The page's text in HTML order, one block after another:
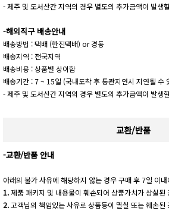
- 제주 및 도서산간 지역의 경우 별도의 추가금액이 발생
-해외직구 배송안내
배송방법 : 택배 (한진택배) or 경동
배송지역 : 전국지역
배송비용 : 상품별 상이함
배송기간 : 7 ~ 15일 (국내도착 후 통관지연시 지연될 수
- 제주 및 도서산간 지역의 경우 별도의 추가금액이 발생
교환/반품
-교환/반품 안내
아래의 불가 사유에 해당하지 않는 경우 구매 후 7일 이
1.제품 패키지 및 내용물이 훼손되어 상품가치가 상실된
2.고객님의 책임있는 사유로 상품등이 멸실 또는 훼손된